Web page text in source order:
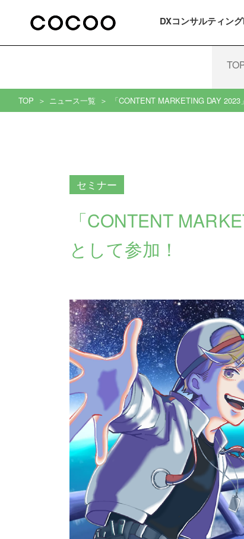
DXコンサルティング
TOP ニュース一覧 「CONTENT MARKETING DAY
セミナー
「CONTENT
として参加！